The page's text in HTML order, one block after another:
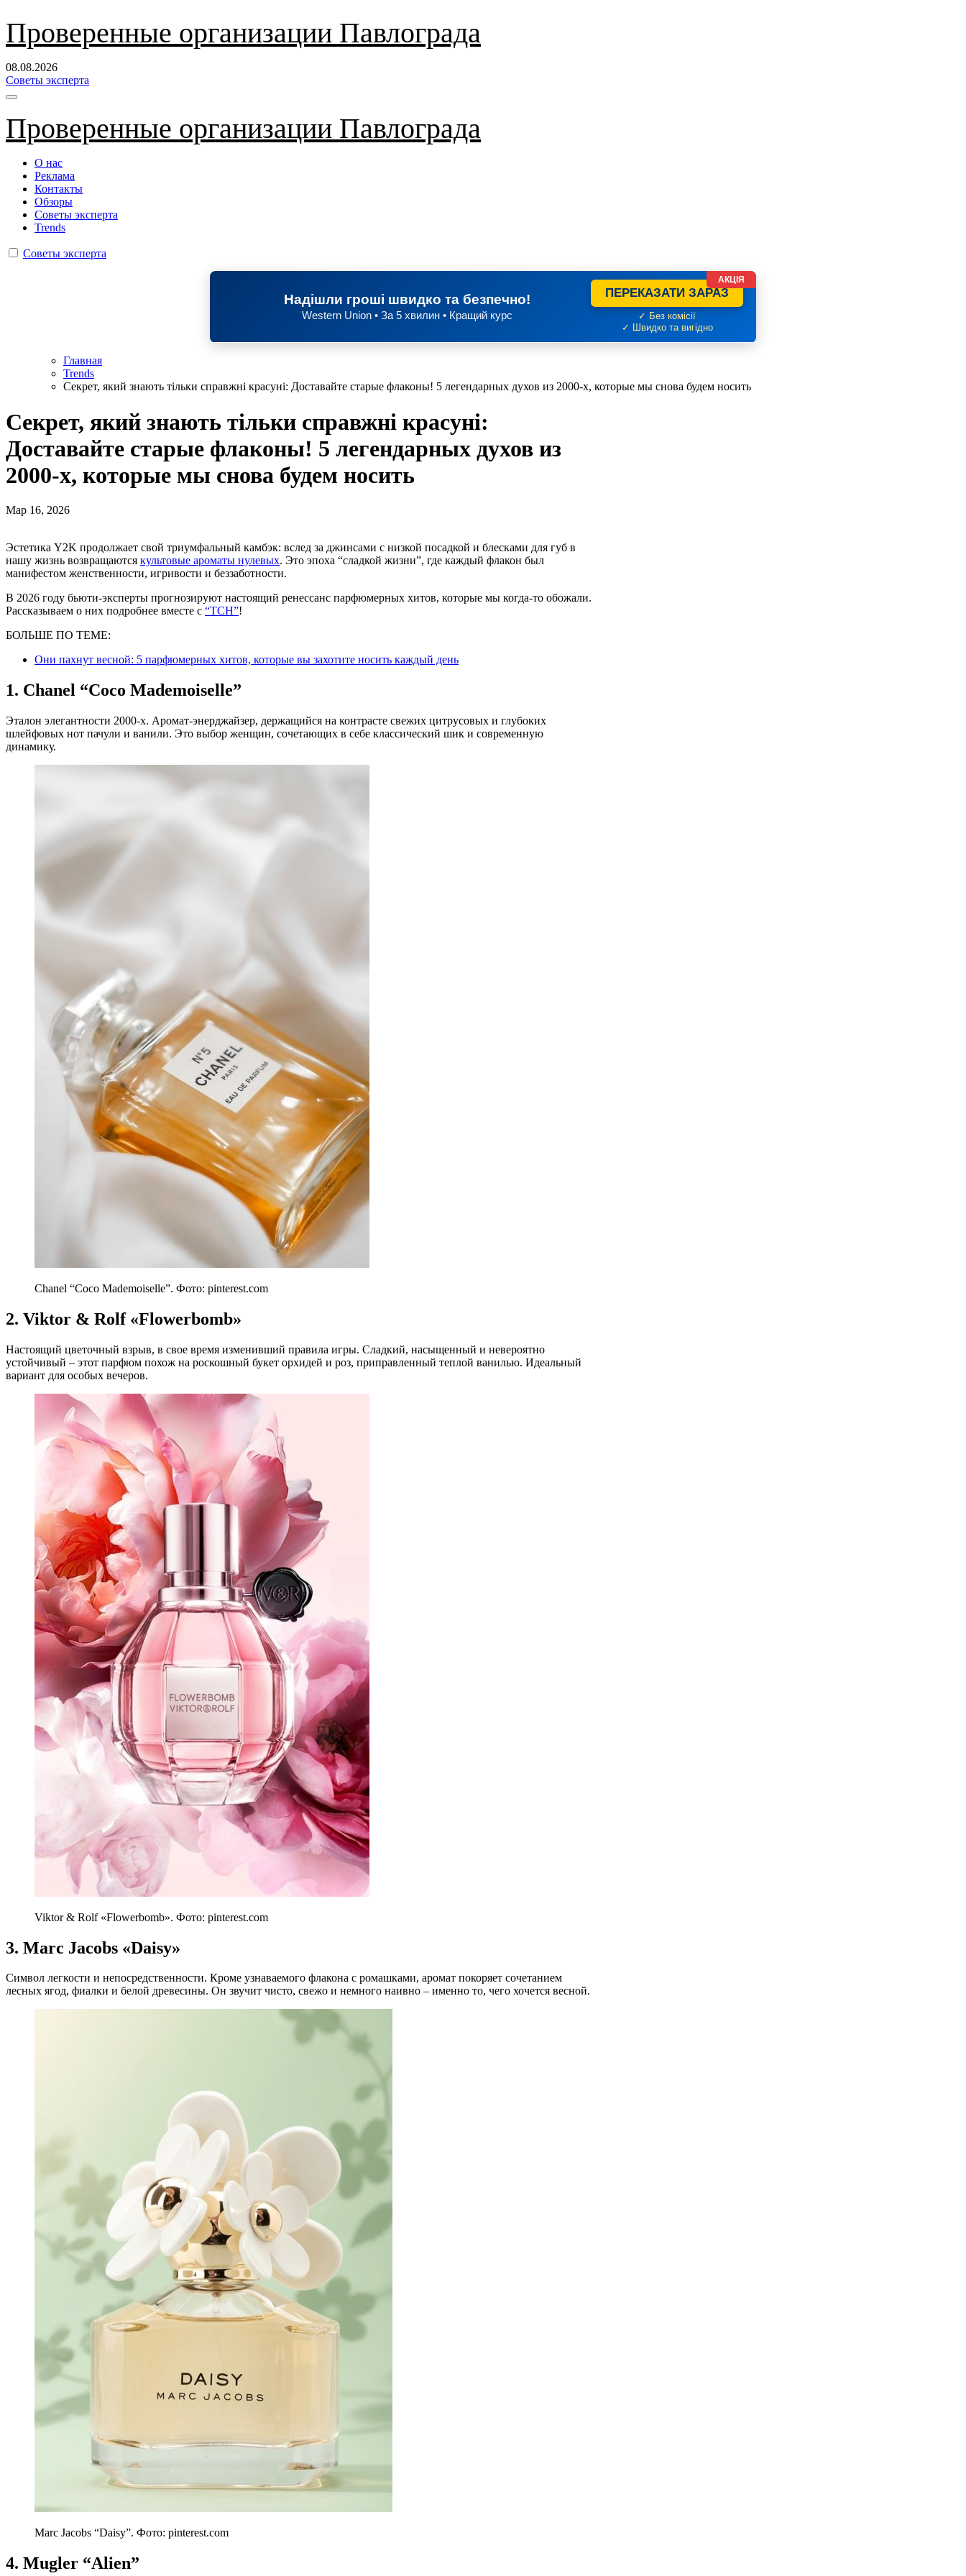
Перейти
содержанию
Проверенные организации Павлограда
08.08.2026
Советы эксперта
Проверенные организации Павлограда
О нас
Реклама
Контакты
Обзоры
Советы эксперта
Trends
Советы эксперта
Надішли гроші швидко та безпечно!
Western Union • За 5 хвилин • Кращий курс
ПЕРЕКАЗАТИ ЗАРАЗ
✓ Без комісії
✓ Швидко та вигідно
АКЦІЯ
Главная
Trends
Секрет, який знають тільки справжні красуні: Доставайте старые флаконы! 5 легендарных духов из 2000-х, которые мы снова будем носить
Секрет, який знають тільки справжні красуні:
Доставайте старые флаконы! 5 легендарных духов из
2000-х, которые мы снова будем носить
Мар 16, 2026
Эстетика Y2K продолжает свой триумфальный камбэк: вслед за джинсами с низкой посадкой и блесками для губ в
нашу жизнь возвращаются культовые ароматы нулевых. Это эпоха “сладкой жизни”, где каждый флакон был
манифестом женственности, игривости и беззаботности.
В 2026 году бьюти-эксперты прогнозируют настоящий ренессанс парфюмерных хитов, которые мы когда-то обожали.
Рассказываем о них подробнее вместе с “ТСН”!
БОЛЬШЕ ПО ТЕМЕ:
Они пахнут весной: 5 парфюмерных хитов, которые вы захотите носить каждый день
1. Chanel “Coco Mademoiselle”
Эталон элегантности 2000-х. Аромат-энерджайзер, держащийся на контрасте свежих цитрусовых и глубоких
шлейфовых нот пачули и ванили. Это выбор женщин, сочетающих в себе классический шик и современную
динамику.
Chanel “Coco Mademoiselle”. Фото: pinterest.com
2. Viktor & Rolf «Flowerbomb»
Настоящий цветочный взрыв, в свое время изменивший правила игры. Сладкий, насыщенный и невероятно
устойчивый – этот парфюм похож на роскошный букет орхидей и роз, приправленный теплой ванилью. Идеальный
вариант для особых вечеров.
Viktor & Rolf «Flowerbomb». Фото: pinterest.com
3. Marc Jacobs «Daisy»
Символ легкости и непосредственности. Кроме узнаваемого флакона с ромашками, аромат покоряет сочетанием
лесных ягод, фиалки и белой древесины. Он звучит чисто, свежо и немного наивно – именно то, чего хочется весной.
Marc Jacobs “Daisy”. Фото: pinterest.com
4. Mugler “Alien”